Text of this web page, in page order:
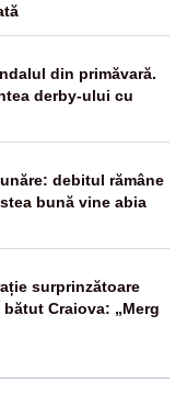
din primăvară.
derby-ului cu
debitul rămâne
bună vine abia
surprinzătoare
Craiova: „Merg